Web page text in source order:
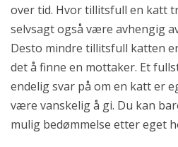
over tid. Hvor tillitsfull en katt
selvsagt også være avhengig
Desto mindre tillitsfull katten
det å finne en mottaker. Et
endelig svar på om en katt er
være vanskelig å gi. Du kan
mulig bedømmelse etter eget